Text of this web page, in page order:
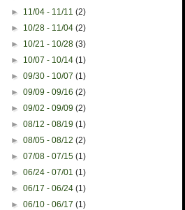
► 11/04 - 11/11(2)
► 10/28 - 11/04(2)
► 10/21 - 10/28(3)
► 10/07 - 10/14(1)
►09/30 - 10/07(1)
►09/09 - 09/16(2)
►09/02 - 09/09(2)
►08/12 - 08/19(1)
►08/05 - 08/12(2)
►07/08 - 07/15(1)
►06/24 - 07/01(1)
►06/17 - 06/24(1)
►06/10 - 06/17(1)